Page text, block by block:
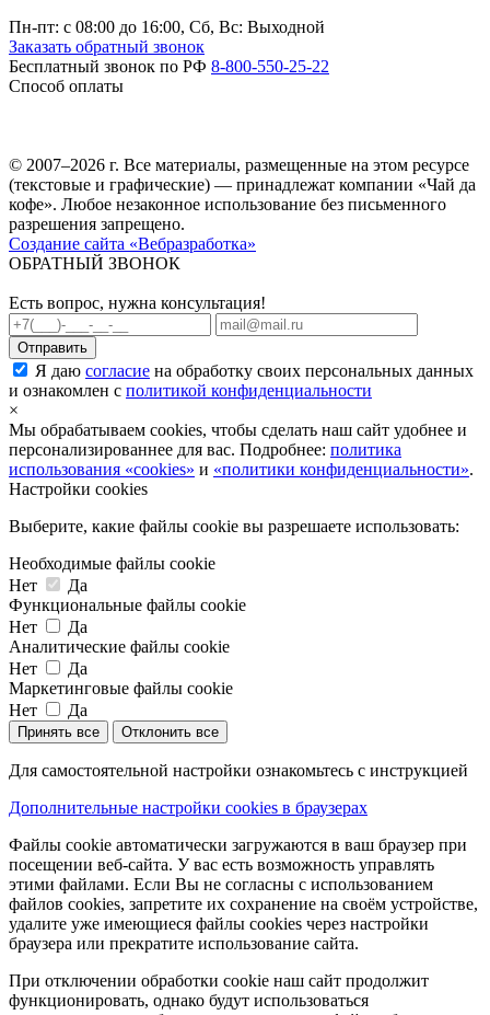
Пн-пт: c 08:00 до 16:00, Сб, Вс: Выходной
Заказать обратный звонок
Бесплатный звонок по РФ 8-800-550-25-22
Способ оплаты
© 2007–2026 г. Все материалы, размещенные на этом ресурсе
(текстовые и графические) — принадлежат компании «Чай да
кофе». Любое незаконное использование без письменного
разрешения запрещено.
Создание сайта «Вебразработка»
ОБРАТНЫЙ ЗВОНОК
Есть вопрос, нужна консультация!
Я даю согласие на обработку своих персональных данных
и ознакомлен с политикой конфиденциальности
×
Мы обрабатываем cookies, чтобы сделать наш сайт удобнее и
персонализированнее для вас. Подробнее: политика
использования «cookies» и «политики конфиденциальности».
Настройки cookies
Выберите, какие файлы cookie вы разрешаете использовать:
Необходимые файлы cookie
Нет
Да
Функциональные файлы cookie
Нет
Да
Аналитические файлы cookie
Нет
Да
Маркетинговые файлы cookie
Нет
Да
Принять все Отклонить все
Для самостоятельной настройки ознакомьтесь с инструкцией
Дополнительные настройки cookies в браузерах
Файлы cookie автоматически загружаются в ваш браузер при
посещении веб-сайта. У вас есть возможность управлять
этими файлами. Если Вы не согласны с использованием
файлов cookies, запретите их сохранение на своём устройстве,
удалите уже имеющиеся файлы cookies через настройки
браузера или прекратите использование сайта.
При отключении обработки cookie наш сайт продолжит
функционировать, однако будут использоваться